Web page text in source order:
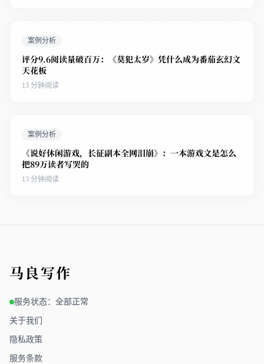
案例分析
评分9.6阅读量破百万：《莫犯太岁》凭什么成为番茄玄幻文
天花板
13 分钟阅读
案例分析
《说好休闲游戏，长征副本全网泪崩》：一本游戏文是怎么
把89万读者写哭的
13 分钟阅读
马良写作
服务状态：全部正常
关于我们
隐私政策
服务条款